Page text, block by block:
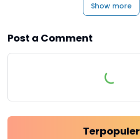
Show more
Post a Comment
Terpopuler